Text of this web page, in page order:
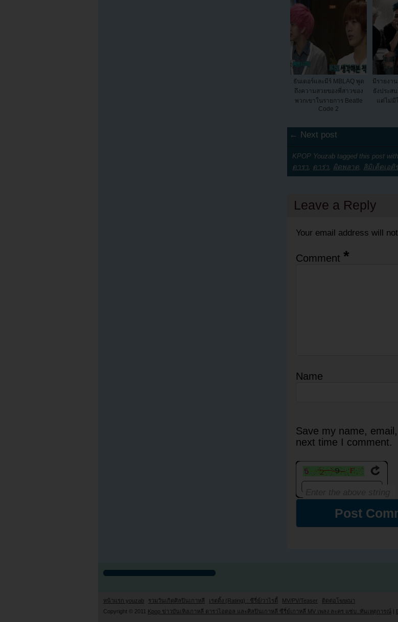
ธันเดอร์และมีร์ MBLAQ พูด
ถึงความสวยของพี่สาวของ
พวกเขาในรายการ Beatle
Code 2
มีรายงา
ยังประส
แต่ไม่มี
← Next post
KPOP Youzab tagged this post
ดารา, ดาร่า, ผิดพลาด, ลิมิเต็ดเอดิ
Leave a Reply
Your email address will
Comment *
Name
Save my name,
next time I comment.
หน้าแรก youzab รวมวันเกิดศิลปินเกาหลี เรตติ้ง (Rating) : ซีรี่ย์/วาไรตี้ MV/PV/Teaser ติดต่อโฆษณา
Copyright © 2011 Kpop ข่าวบันเทิงเกาหลี ดาราไอดอล และศิลปินเกาหลี ซีรี่ย์เกาหลี MV เพลง ละคร แซ่บ..ทันเหตุการณ์ |